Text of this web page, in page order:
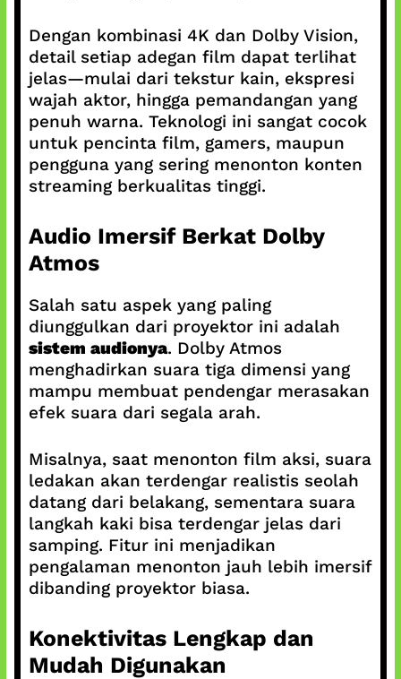
Dengan kombinasi 4K dan Dolby Vision,
detail setiap adegan film dapat terlihat
jelas—mulai dari tekstur kain, ekspresi
wajah aktor, hingga pemandangan yang
penuh warna. Teknologi ini sangat cocok
untuk pencinta film, gamers, maupun
pengguna yang sering menonton konten
streaming berkualitas tinggi.
Audio Imersif Berkat Dolby
Atmos
Salah satu aspek yang paling
diunggulkan dari proyektor ini adalah
sistem audionya. Dolby Atmos
menghadirkan suara tiga dimensi yang
mampu membuat pendengar merasakan
efek suara dari segala arah.
Misalnya, saat menonton film aksi, suara
ledakan akan terdengar realistis seolah
datang dari belakang, sementara suara
langkah kaki bisa terdengar jelas dari
samping. Fitur ini menjadikan
pengalaman menonton jauh lebih imersif
dibanding proyektor biasa.
Konektivitas Lengkap dan
Mudah Digunakan